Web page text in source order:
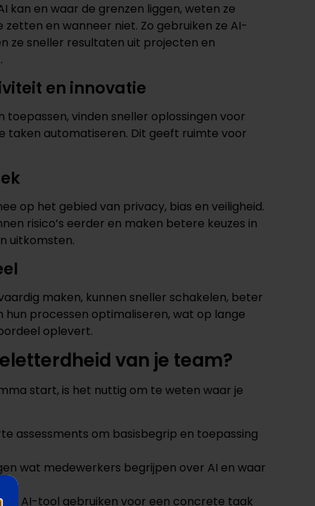
kan en waar de grenzen liggen, weten ze
en wanneer niet. Zo gebruiken ze AI-
ze sneller resultaten uit projecten en
en innovatie
toepassen, vinden sneller oplossingen voor
taken automatiseren. Dit geeft ruimte voor
op het gebied van privacy, bias en veiligheid.
risico’s eerder en maken betere keuzes in
uitkomsten.
maken, kunnen sneller schakelen, beter
processen optimaliseren, wat op lange
oplevert.
van je team?
start, is het nuttig om te weten waar je
assessments om basisbegrip en toepassing
wat medewerkers begrijpen over AI en waar
een AI-tool gebruiken voor een concrete taak